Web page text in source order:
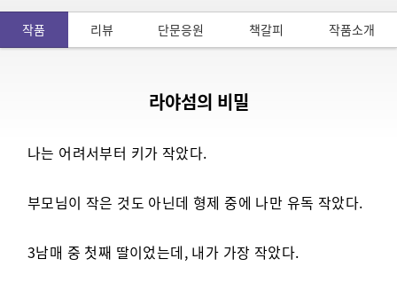
작품 리뷰 단문응원 책갈피 작품소개
라야섬의 비밀
나는 어려서부터 키가 작았다.
부모님이 작은 것도 아닌데 형제 중에 나만 유독 작았다.
3남매 중 첫째 딸이었는데, 내가 가장 작았다.